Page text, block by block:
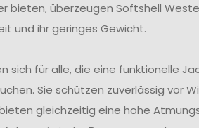
bieten, überzeugen Softshell
und ihr geringes Gewicht.
sich für alle, die eine funktionelle
Sie schützen zuverlässig vor
gleichzeitig eine hohe